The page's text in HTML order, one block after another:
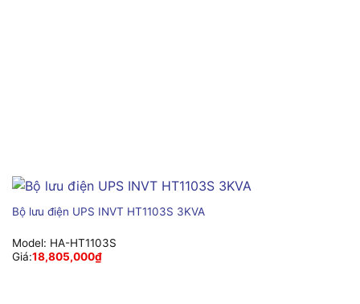
Bộ lưu điện UPS INVT HT1103S 3KVA
Model: HA-HT1103S
Giá:18,805,000₫